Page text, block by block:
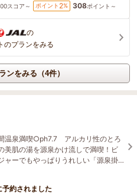
スコア～ ポイント 2% 308ポイント～
の
のプランをみる
ンをみる（4件）
温泉満喫○ph7.7 アルカリ性のとろ
美肌の湯を源泉かけ流しで満喫！ビ
ャーでもやっぱりうれしい「源泉掛
約されました